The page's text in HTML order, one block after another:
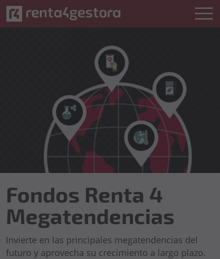
Fondos Renta 4
Megatendencias
Invierte en las principales megatendencias del
futuro y aprovecha su crecimiento a largo plazo.